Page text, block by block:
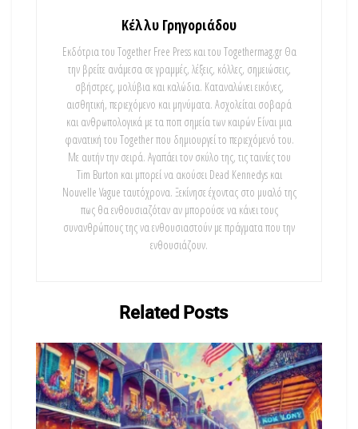
Κέλλυ Γρηγοριάδου
Εκδότρια του Together Free Press και του Togethermag.gr Θα
την βρείτε ανάμεσα σε γραμμές, λέξεις, κόλλες, σημειώσεις,
σβήστρες, μολύβια και καλώδια. Καταναλώνει εικόνες,
αισθητική, περιεχόμενο και μηνύματα. Ασχολείται σοβαρά
και ανθρωπολογικά με τα ποπ σημεία των καιρών Είναι μια
φανατική του Τοgether που δημιουργεί το περιεχόμενό του.
Με αυτήν την σειρά. Αγαπάει τον σκύλο της, τις ταινίες του
Tim Burton και μπορεί να ακούσει Dead Kennedys και
Nouvelle Vague ταυτόχρονα. Ξεκίνησε έχοντας στο μυαλό της
πως θα ενθουσιαζόταν αν μπορούσε να κάνει τους
συνανθρώπους της να ενθουσιαστούν με πράγματα που την
ενθουσιάζουν.
RelatedPosts